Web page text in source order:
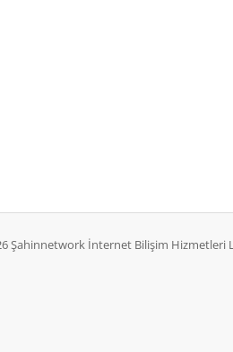
Şahinnetwork İnternet Bilişim Hizmetleri